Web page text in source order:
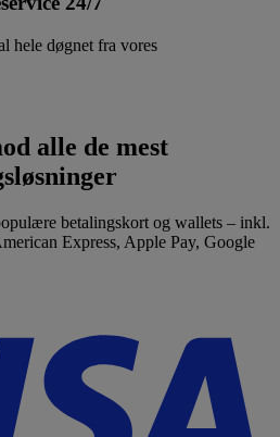
hele døgnet fra vores
alle de mest
betalingskort og wallets – inkl.
Express, Apple Pay, Google